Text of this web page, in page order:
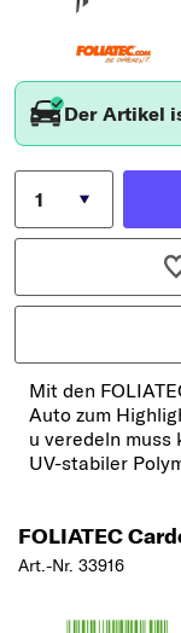
Der Artikel
Mit den
Auto zum
u veredeln muss
UV-stabiler
FOLIATEC
Art.-Nr. 33916